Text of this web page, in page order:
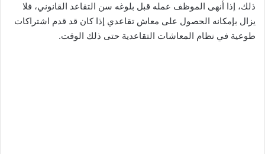
ذلك، إذا أنهى الموظف عمله قبل بلوغه سن التقاعد القانوني، فلا
يزال بإمكانه الحصول على معاش تقاعدي إذا كان قد قدم اشتراكات
طوعية في نظام المعاشات التقاعدية حتى ذلك الوقت.